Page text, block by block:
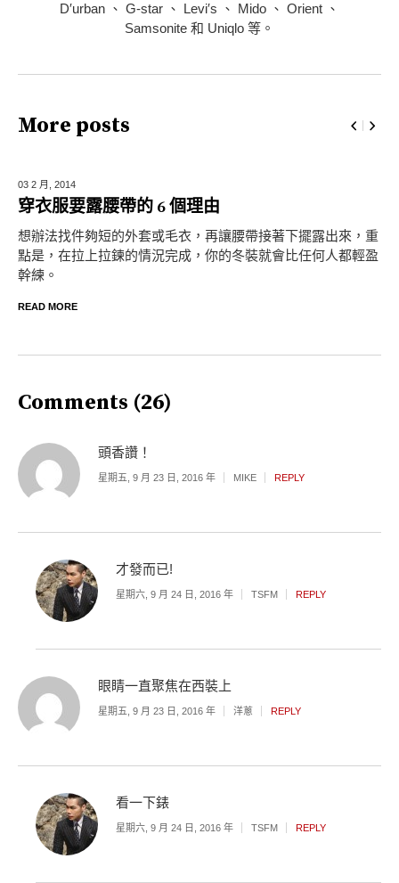
D′urban 、 G-star 、 Levi′s 、 Mido 、 Orient 、
Samsonite 和 Uniqlo 等。
More posts
03 2 月, 2014
穿衣服要露腰帶的 6 個理由
想辦法找件夠短的外套或毛衣，再讓腰帶接著下擺露出來，重
點是，在拉上拉鍊的情況完成，你的冬裝就會比任何人都輕盈
幹練。
READ MORE
Comments (26)
頭香讚！
星期五, 9 月 23 日, 2016 年 MIKE REPLY
才發而已!
星期六, 9 月 24 日, 2016 年 TSFM REPLY
眼睛一直聚焦在西裝上
星期五, 9 月 23 日, 2016 年 洋蔥 REPLY
看一下錶
星期六, 9 月 24 日, 2016 年 TSFM REPLY